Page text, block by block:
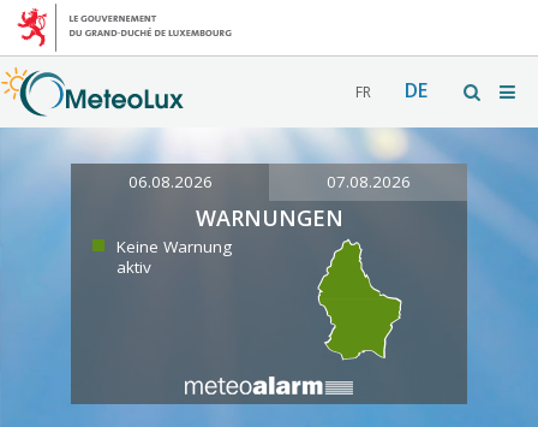
FR DE
06.08.2026 07.08.2026
WARNUNGEN
Keine Warnung
aktiv